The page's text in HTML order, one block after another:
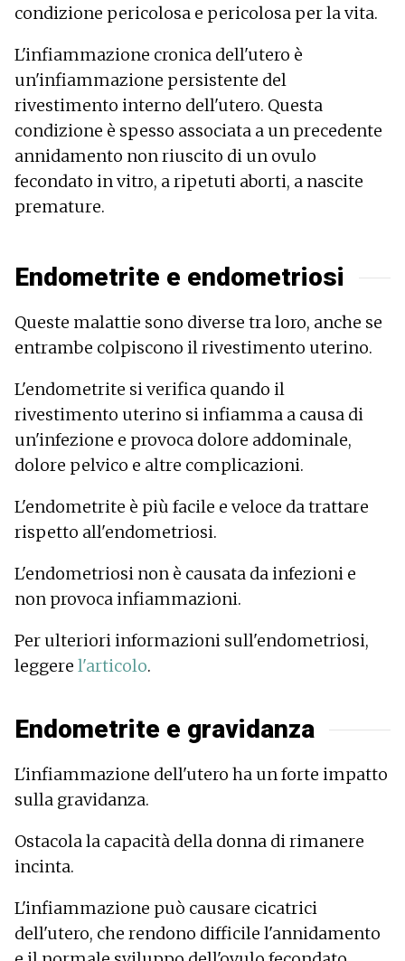
condizione pericolosa e pericolosa per la vita.
L'infiammazione cronica dell'utero è
un'infiammazione persistente del
rivestimento interno dell'utero. Questa
condizione è spesso associata a un precedente
annidamento non riuscito di un ovulo
fecondato in vitro, a ripetuti aborti, a nascite
premature.
Endometrite e endometriosi
Queste malattie sono diverse tra loro, anche se
entrambe colpiscono il rivestimento uterino.
L'endometrite si verifica quando il
rivestimento uterino si infiamma a causa di
un'infezione e provoca dolore addominale,
dolore pelvico e altre complicazioni.
L'endometrite è più facile e veloce da trattare
rispetto all'endometriosi.
L'endometriosi non è causata da infezioni e
non provoca infiammazioni.
Per ulteriori informazioni sull'endometriosi,
leggere l'articolo.
Endometrite e gravidanza
L'infiammazione dell'utero ha un forte impatto
sulla gravidanza.
Ostacola la capacità della donna di rimanere
incinta.
L'infiammazione può causare cicatrici
dell'utero, che rendono difficile l'annidamento